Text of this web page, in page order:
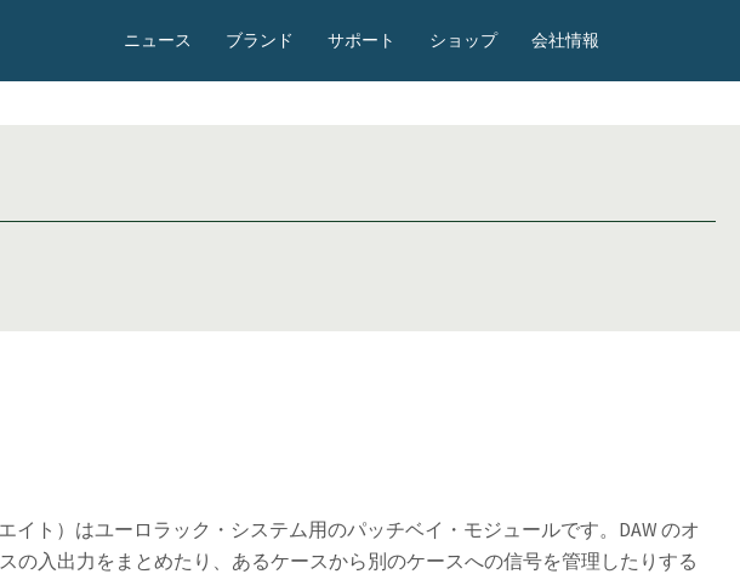
ニュース ブランド サポート ショップ 会社情報
イト）はユーロラック・システム用のパッチベイ・モジュールです。DAW のオ
の入出力をまとめたり、あるケースから別のケースへの信号を管理したりする